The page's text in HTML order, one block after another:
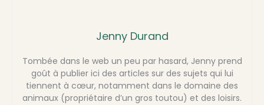
Jenny Durand
Tombée dans le web un peu par hasard, Jenny prend
goût à publier ici des articles sur des sujets qui lui
tiennent à cœur, notamment dans le domaine des
animaux (propriétaire d’un gros toutou) et des loisirs.